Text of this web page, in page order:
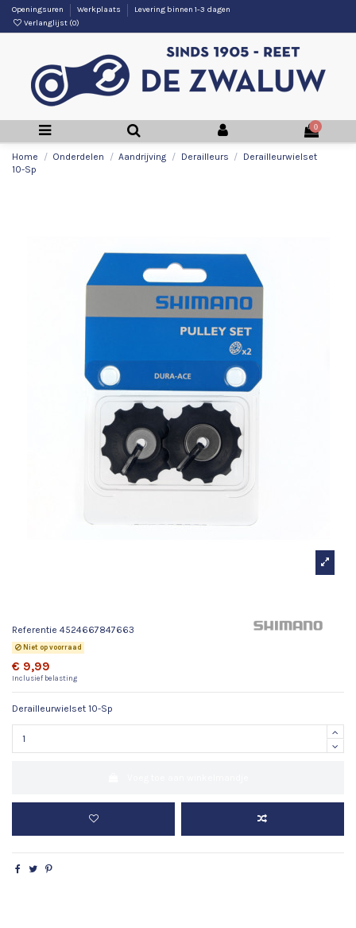
Openingsuren Werkplaats
Levering binnen 1-3 dagen
Verlanglijst (0)
0
Home Onderdelen Aandrijving Derailleurs
Derailleurwielset
10-Sp
Referentie 4524667847663
Niet op voorraad
€ 9,99
Inclusief belasting
Derailleurwielset 10-Sp